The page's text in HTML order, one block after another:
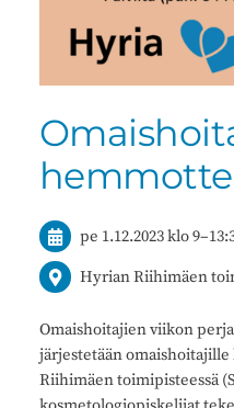
pe 1.12.2023klo 9–
Hyrian Riihimäen
Omaishoitajien viikon
järjestetään
Riihimäen toimipisteessä